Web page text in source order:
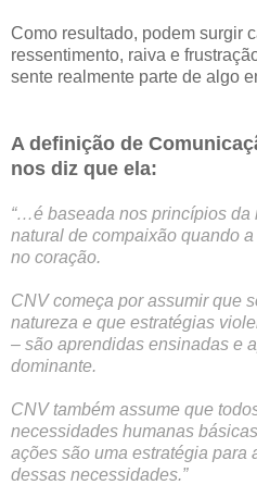
Como resultado, podem surgir
ressentimento, raiva e
sente realmente parte de algo
A definição de
nos diz que ela:
“…é baseada nos princípios da
natural de compaixão quando
no coração.
CNV começa por assumir que
natureza e que estratégias
– são aprendidas ensinadas e
dominante.
CNV também assume que
necessidades humanas
ações são uma estratégia para
dessas necessidades.”